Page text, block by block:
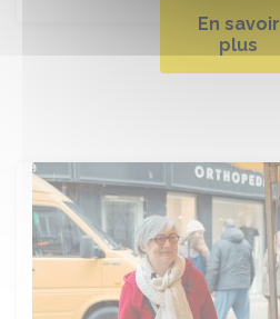
En savoir
plus